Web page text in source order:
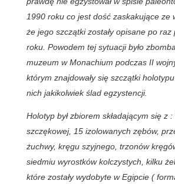
1990 roku co jest dość zaskakujące ze
że jego szczątki zostały opisane po
roku. Powodem tej sytuacji było
muzeum w Monachium podczas II
którym znajdowały się szczątki
nich jakikolwiek ślad egzystencji.
Holotyp był zbiorem składającym się z
szczękowej, 15 izolowanych zębów,
żuchwy, kręgu szyjnego, trzonów
siedmiu wyrostków kolczystych, kilku
które zostały wydobyte w Egipcie (